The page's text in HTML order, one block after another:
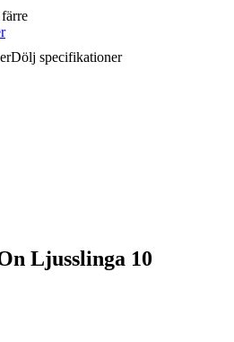
Dölj specifikationer
Ljusslinga 10